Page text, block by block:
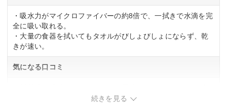
・吸水力がマイクロファイバーの約8倍で、一拭きで水滴を完
全に吸い取れる。
・大量の食器を拭いてもタオルがびしょびしょにならず、乾
きが速い。
気になる口コミ
続きを見る